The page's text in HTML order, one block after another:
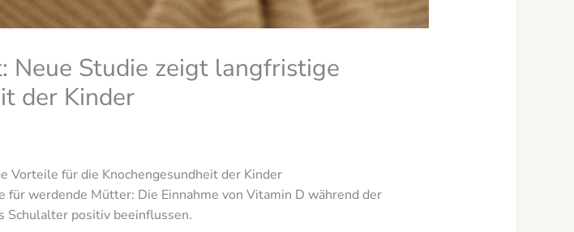
Neue Studie zeigt langfristige
der Kinder
Vorteile für die Knochengesundheit der Kinder
werdende Mütter: Die Einnahme von Vitamin D während der
Schulalter positiv beeinflussen.